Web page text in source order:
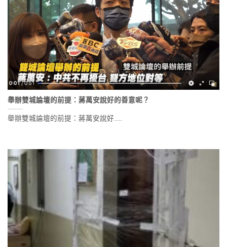
舉辦雙城論壇的前提：蔣萬安說好的善意呢？
舉辦雙城論壇的前提：蔣萬安說好....